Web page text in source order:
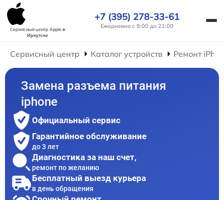
Сервисный центр Appleв
Иркутске
+7 (395) 278-33-61
Ежедневно с 9:00 до 21:00
Сервисный центр Каталог устройств Ремонт
Замена разъема питания
iphone
Официальный сервис
Гарантийное обслуживание
до 3 лет
Диагностика за наш счет,
ремонт по желанию
Бесплатный выезд курьера
в день обращения